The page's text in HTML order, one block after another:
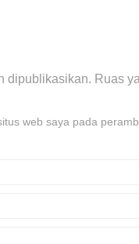
dipublikasikan. Ruas
web saya pada